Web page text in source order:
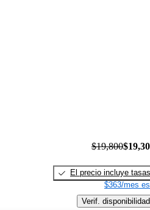
$19,800
El precio incluye tasas
$363/mes
Verif. disponibilidad